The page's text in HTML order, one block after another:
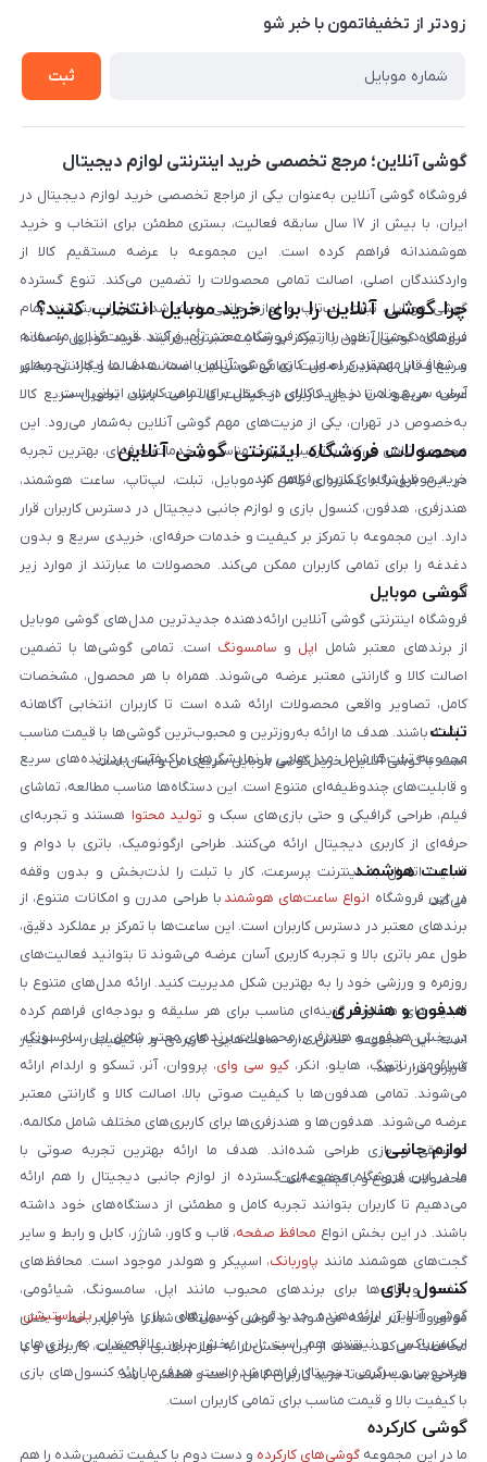
حریم خصوصی
بلاگ
روش ارسال کالا در گوشی آنلاین
روش بازگردانی کالا
زودتر از تخفیفاتمون با خبر شو
ثبت
گوشی آنلاین؛ مرجع تخصصی خرید اینترنتی لوازم دیجیتال
فروشگاه گوشی آنلاین به‌عنوان یکی از مراجع تخصصی خرید لوازم دیجیتال در
ایران، با بیش از ۱۷ سال سابقه فعالیت، بستری مطمئن برای انتخاب و خرید
هوشمندانه فراهم کرده است. این مجموعه با عرضه مستقیم کالا از
واردکنندگان اصلی، اصالت تمامی محصولات را تضمین می‌کند. تنوع گسترده
گوشی موبایل، تبلت، لپ‌تاپ و لوازم جانبی باعث شده کاربران بتوانند تمام
نیازهای دیجیتال خود را از یک فروشگاه معتبر تأمین کنند. قیمت‌گذاری منصفانه
و شفاف از مهم‌ترین اصول کاری گوشی آنلاین است. هدف ما ایجاد تجربه‌ای
آسان، سریع و امن در خرید کالای دیجیتال برای تمامی کاربران ایرانی است.
چرا گوشی آنلاین را برای خرید موبایل انتخاب کنید؟
فروشگاه گوشی آنلاین با تمرکز بر رضایت مشتری، فرآیند خرید موبایل را ساده،
سریع و قابل اعتماد کرده است. تمامی گوشی‌ها با ضمانت اصالت و گارانتی معتبر
عرضه می‌شوند تا خیال کاربران از کیفیت کالا راحت باشد. تحویل سریع کالا
به‌خصوص در تهران، یکی از مزیت‌های مهم گوشی آنلاین به‌شمار می‌رود. این
مجموعه تلاش می‌کند با ترکیب قیمت مناسب و خدمات حرفه‌ای، بهترین تجربه
خرید موبایل را برای کاربران فراهم کند.
محصولات فروشگاه اینترنتی گوشی آنلاین
در این فروشگاه گستره‌ای کامل از موبایل، تبلت، لپ‌تاپ، ساعت هوشمند،
هندزفری، هدفون، کنسول بازی و لوازم جانبی دیجیتال در دسترس کاربران قرار
دارد. این مجموعه با تمرکز بر کیفیت و خدمات حرفه‌ای، خریدی سریع و بدون
دغدغه را برای تمامی کاربران ممکن می‌کند. محصولات ما عبارتند از موارد زیر
است:
گوشی موبایل
فروشگاه اینترنتی گوشی آنلاین ارائه‌دهنده جدیدترین مدل‌های گوشی موبایل
از برندهای معتبر شامل اپل و سامسونگ است. تمامی گوشی‌ها با تضمین
اصالت کالا و گارانتی معتبر عرضه می‌شوند. همراه با هر محصول، مشخصات
کامل، تصاویر واقعی محصولات ارائه شده است تا کاربران انتخابی آگاهانه
داشته باشند. هدف ما ارائه به‌روزترین و محبوب‌ترین گوشی‌ها با قیمت مناسب
است. با گوشی آنلاین، خرید گوشی موبایل سریع، امن و آسان است.
تبلت
مجموعه تبلت‌ها شامل مدل‌هایی با نمایشگرهای باکیفیت، پردازنده‌های سریع
و قابلیت‌های چندوظیفه‌ای متنوع است. این دستگاه‌ها مناسب مطالعه، تماشای
فیلم، طراحی گرافیکی و حتی بازی‌های سبک و تولید محتوا هستند و تجربه‌ای
حرفه‌ای از کاربری دیجیتال ارائه می‌کنند. طراحی ارگونومیک، باتری با دوام و
قابلیت اتصال به اینترنت پرسرعت، کار با تبلت را لذت‌بخش و بدون وقفه
می‌کند.
ساعت هوشمند
در این فروشگاه انواع ساعت‌های هوشمند با طراحی مدرن و امکانات متنوع، از
برندهای معتبر در دسترس کاربران است. این ساعت‌ها با تمرکز بر عملکرد دقیق،
طول عمر باتری بالا و تجربه کاربری آسان عرضه می‌شوند تا بتوانید فعالیت‌های
روزمره و ورزشی خود را به بهترین شکل مدیریت کنید. ارائه مدل‌های متنوع با
قابلیت‌های متفاوت، گزینه‌ای مناسب برای هر سلیقه و بودجه‌ای فراهم کرده
است. این مجموعه تلاش دارد ساعت‌هایی کاربردی و باکیفیت را در اختیار
کاربران قرار دهد.
هدفون و هندزفری
در بخش هدفون و هندزفری، محصولات برندهای معتبر شامل اپل، سامسونگ،
شیائومی، ناتینگ، هایلو، انکر، کیو سی وای، پرووان، آنر، تسکو و ارلدام ارائه
می‌شوند. تمامی هدفون‌ها با کیفیت صوتی بالا، اصالت کالا و گارانتی معتبر
عرضه می‌شوند. هدفون‌ها و هندزفری‌ها برای کاربری‌های مختلف شامل مکالمه،
موسیقی و بازی طراحی شده‌اند. هدف ما ارائه بهترین تجربه صوتی با
محصولات متنوع و باکیفیت است.
لوازم جانبی
ما در این فروشگاه مجموعه‌ای گسترده از لوازم جانبی دیجیتال را هم ارائه
می‌دهیم تا کاربران بتوانند تجربه کامل و مطمئنی از دستگاه‌های خود داشته
باشند. در این بخش انواع محافظ صفحه، قاب و کاور، شارژر، کابل و رابط و سایر
گجت‌های هوشمند مانند پاوربانک، اسپیکر و هولدر موجود است. محافظ‌های
صفحه و قاب‌ها برای برندهای محبوب مانند اپل، سامسونگ، شیائومی،
موتورولا و آنر عرضه می‌شوند و گوشی و دستگاه شما را در برابر خط و خش
محافظت می‌کنند. هدف از این بخش ارائه لوازم جانبی باکیفیت، کاربردی و با
طراحی مناسب است تا خرید کاربران کامل، راحت و مطمئن باشد.
کنسول بازی
گوشی آنلاین ارائه‌دهنده جدیدترین کنسول‌های بازی شامل پلی‌استیشن،
ایکس‌باکس و نینتندو هم است. این بخش برای علاقه‌مندان به بازی‌های
ویدیویی و سرگرمی دیجیتال فراهم شده است. هدف ما ارائه کنسول‌های بازی
با کیفیت بالا و قیمت مناسب برای تمامی کاربران است.
گوشی کارکرده
ما در این مجموعه گوشی‌های کارکرده و دست دوم با کیفیت تضمین‌شده را هم